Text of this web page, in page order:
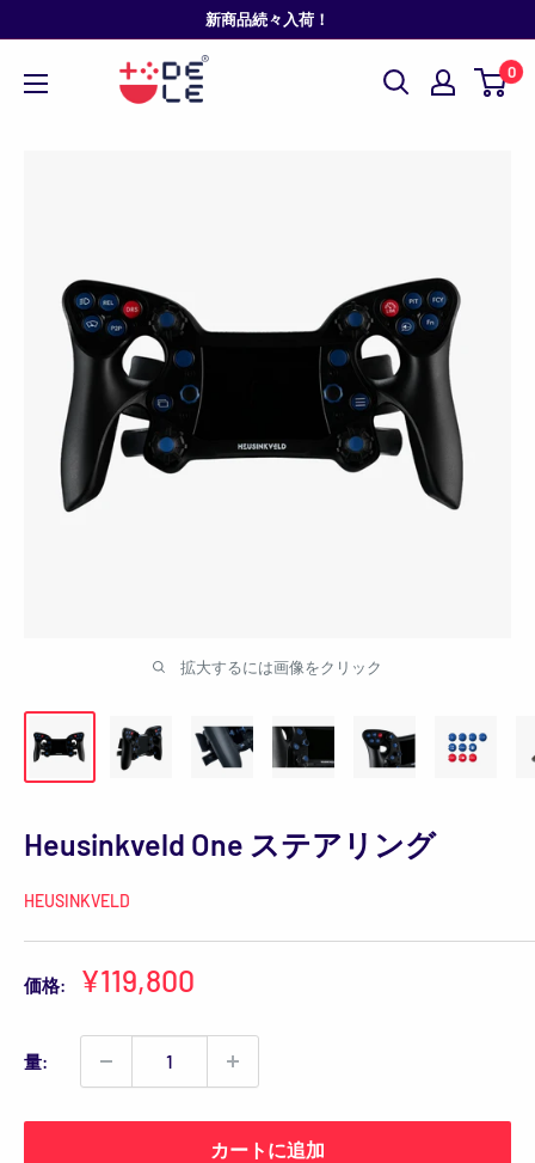
新商品続々入荷！
0
拡大するには画像をクリック
Heusinkveld One ステアリング
HEUSINKVELD
価格:
販
価
格
¥119,800
量:
カートに追加